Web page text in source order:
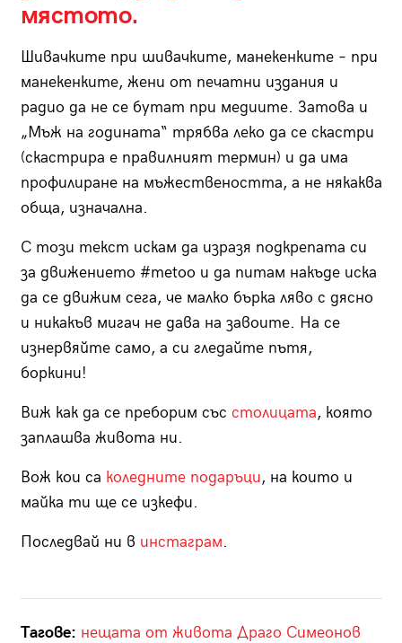
мястото.
Шивачките при шивачките, манекенките – при
манекенките, жени от печатни издания и
радио да не се бутат при медиите. Затова и
„Мъж на годината“ трябва леко да се скастри
(скастрира е правилният термин) и да има
профилиране на мъжествеността, а не някаква
обща, изначална.
С този текст искам да изразя подкрепата си
за движението #metoo и да питам накъде иска
да се движим сега, че малко бърка ляво с дясно
и никакъв мигач не дава на завоите. На се
изнервяйте само, а си гледайте пътя,
боркини!
Виж как да се преборим със столицата, която
заплашва живота ни.
Вож кои са коледните подаръци, на които и
майка ти ще се изкефи.
Последвай ни в инстаграм.
Тагове: нещата от живота Драго Симеонов